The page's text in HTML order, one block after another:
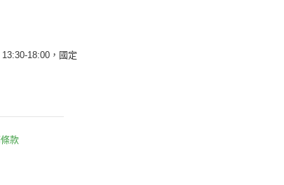
18:00，國定
款